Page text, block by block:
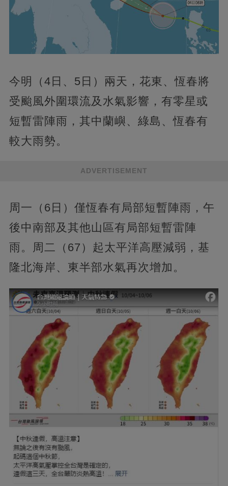
今明（4日、5日）兩天，花東、恆春將
受颱風外圍環流及水氣影響，有零星或
短暫雷陣雨，其中蘭嶼、綠島、恆春有
較大雨勢。
ADVERTISEMENT
周一（6日）僅恆春有局部短暫陣雨，午
後中南部及其他山區有局部短暫雷陣
雨。周二（67）起太平洋高壓減弱，基
隆北海岸、東半部水氣再次增加。